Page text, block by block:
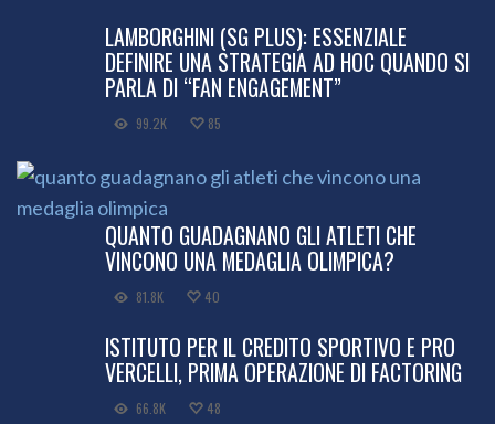
LAMBORGHINI (SG PLUS): ESSENZIALE
DEFINIRE UNA STRATEGIA AD HOC QUANDO SI
PARLA DI “FAN ENGAGEMENT”
99.2K 85
QUANTO GUADAGNANO GLI ATLETI CHE
VINCONO UNA MEDAGLIA OLIMPICA?
81.8K 40
ISTITUTO PER IL CREDITO SPORTIVO E PRO
VERCELLI, PRIMA OPERAZIONE DI FACTORING
66.8K 48